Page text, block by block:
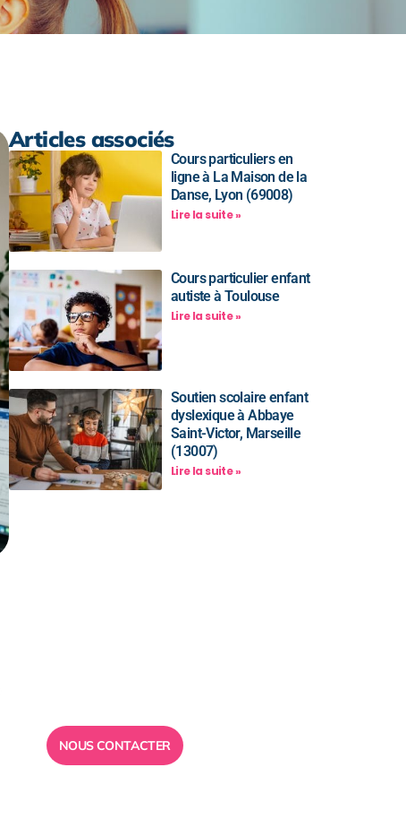
Articles associés
Cours particuliers en
ligne à La Maison de la
Danse, Lyon (69008)
Lire la suite »
Cours particulier enfant
autiste à Toulouse
Lire la suite »
Soutien scolaire enfant
dyslexique à Abbaye
Saint-Victor, Marseille
(13007)
Lire la suite »
NOUS CONTACTER